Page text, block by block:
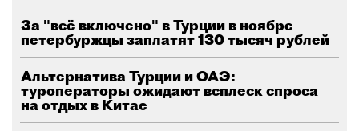
За "всё включено" в Турции в ноябре
петербуржцы заплатят 130 тысяч рублей
Альтернатива Турции и ОАЭ:
туроператоры ожидают всплеск спроса
на отдых в Китае